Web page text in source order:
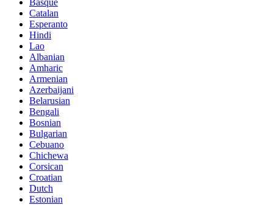
Basque
Catalan
Esperanto
Hindi
Lao
Albanian
Amharic
Armenian
Azerbaijani
Belarusian
Bengali
Bosnian
Bulgarian
Cebuano
Chichewa
Corsican
Croatian
Dutch
Estonian